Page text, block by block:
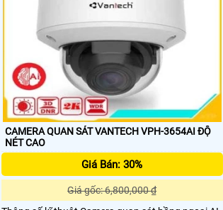
CAMERA QUAN SÁT VANTECH VPH-3654AI ĐỘ
NÉT CAO
Giá Bán: 30%
Giá gốc: 6,800,000 ₫